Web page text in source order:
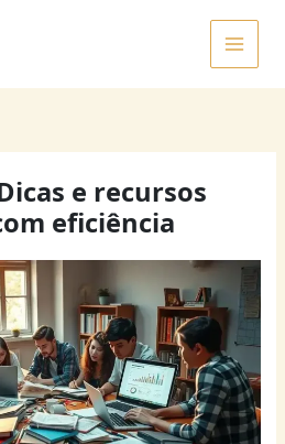
e recursos
eficiência